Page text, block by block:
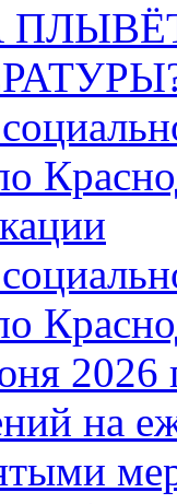
2026
на